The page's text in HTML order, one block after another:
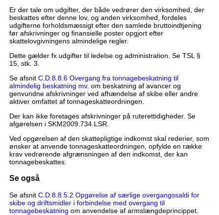
Er der tale om udgifter, der både vedrører den virksomhed, der
beskattes efter denne lov, og anden virksomhed, fordeles
udgifterne forholdsmæssigt efter den samlede bruttoindtjening
før afskrivninger og finansielle poster opgjort efter
skattelovgivningens almindelige regler.
Dette gælder fx udgifter til ledelse og administration. Se TSL §
15, stk. 3.
Se afsnit C.D.8.8.6 Overgang fra tonnagebeskatning til
almindelig beskatning mv. om beskatning af avancer og
genvundne afskrivninger ved afhændelse af skibe eller andre
aktiver omfattet af tonnageskatteordningen.
Der kan ikke foretages afskrivninger på ruterettidigheder. Se
afgørelsen i SKM2009.734.LSR.
Ved opgørelsen af den skattepligtige indkomst skal rederier, som
ønsker at anvende tonnageskatteordningen, opfylde en række
krav vedrørende afgrænsningen af den indkomst, der kan
tonnagebeskattes.
Se også
Se afsnit C.D.8.8.5.2 Opgørelse af særlige overgangssaldi for
skibe og driftsmidler i forbindelse med overgang til
tonnagebeskatning om anvendelse af armslængdeprincippet.